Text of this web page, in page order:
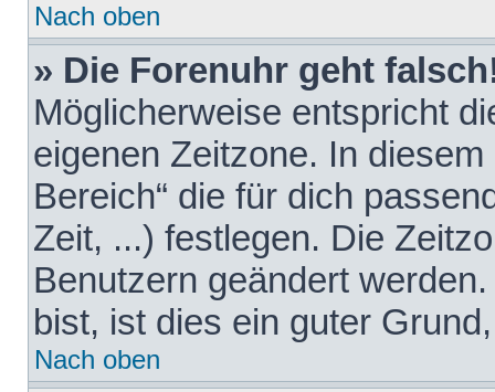
Nach oben
» Die Forenuhr geht
Möglicherweise entspricht
eigenen Zeitzone. In
Bereich“ die für dich
Zeit, ...) festlegen. Die
Benutzern geändert
bist, ist dies ein guter
Nach oben